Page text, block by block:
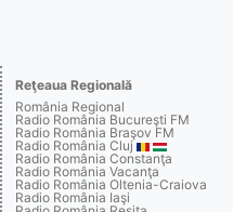
Reţeaua Regională
România Regional
Radio România Bucureşti FM
Radio România Braşov FM
Radio România Cluj
Radio România Constanţa
Radio România Vacanţa
Radio România Oltenia-Craiova
Radio România Iaşi